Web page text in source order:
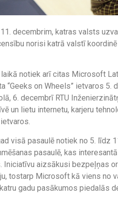
decembrim, katras valsts
norisi katrā valstī
laikā notiek arī citas Microsoft
“Geeks on Wheels” ietvaros
6. decembrī RTU
un lietu internetu, karjeru
visā pasaulē notiek no 5. līdz
pasaulē, kas
Iniciatīvu aizsākusi bezpeļņas
tostarp Microsoft kā viens no
gadu pasākumos piedalās